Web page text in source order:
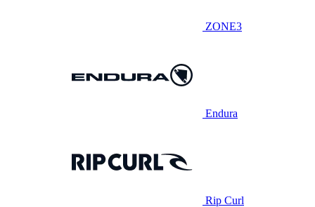
ZONE3
Endura
Rip Curl